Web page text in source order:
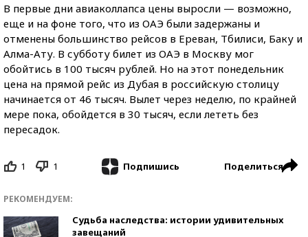
В первые дни авиаколлапса цены выросли — возможно,
еще и на фоне того, что из ОАЭ были задержаны и
отменены большинство рейсов в Ереван, Тбилиси, Баку и
Алма-Ату. В субботу билет из ОАЭ в Москву мог
обойтись в 100 тысяч рублей. Но на этот понедельник
цена на прямой рейс из Дубая в российскую столицу
начинается от 46 тысяч. Вылет через неделю, по крайней
мере пока, обойдется в 30 тысяч, если лететь без
пересадок.
1 1 Подпишись Поделиться
РЕКОМЕНДУЕМ:
Судьба наследства: истории удивительных
завещаний